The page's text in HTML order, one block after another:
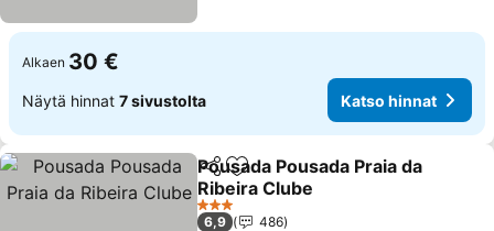
Alkaen 30 €
Näytä hinnat 7 sivustolta Katso hinnat
Jaa Lisää suosikkeihin
Pousada Pousada Praia da
Ribeira Clube
Katso hinnat
3 Tähtiluokitus
6,9
486